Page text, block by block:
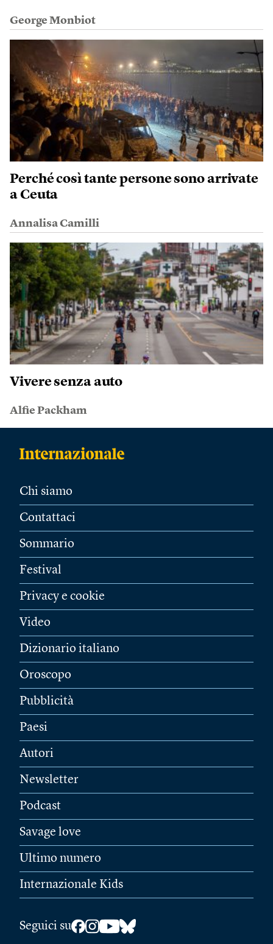
George Monbiot
Perché così tante persone sono arrivate
a Ceuta
Annalisa Camilli
Vivere senza auto
Alfie Packham
Chi siamo
Contattaci
Sommario
Festival
Privacy e cookie
Video
Dizionario italiano
Oroscopo
Pubblicità
Paesi
Autori
Newsletter
Podcast
Savage love
Ultimo numero
Internazionale Kids
Seguici su